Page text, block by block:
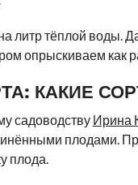
литр тёплой воды.
опрыскиваем как
КАКИЕ
садоводству Ирина
плодами.
плода.